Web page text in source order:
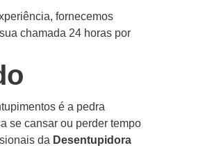
fornecemos
chamada 24 horas por
é a pedra
se cansar ou perder tempo
da Desentupidora